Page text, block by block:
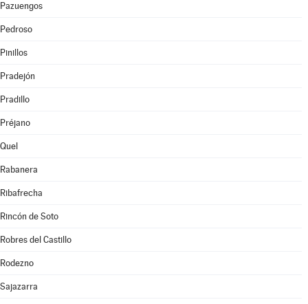
Pazuengos
Pedroso
Pinillos
Pradejón
Pradillo
Préjano
Quel
Rabanera
Ribafrecha
Rincón de Soto
Robres del Castillo
Rodezno
Sajazarra